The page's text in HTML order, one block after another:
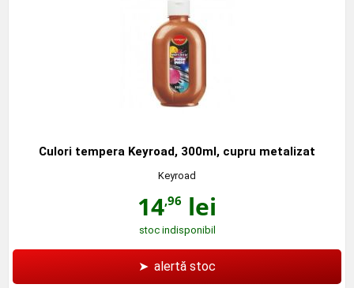
Culori tempera Keyroad, 300ml, cupru metalizat
Keyroad
14,96 lei
stoc indisponibil
➤ alertă stoc